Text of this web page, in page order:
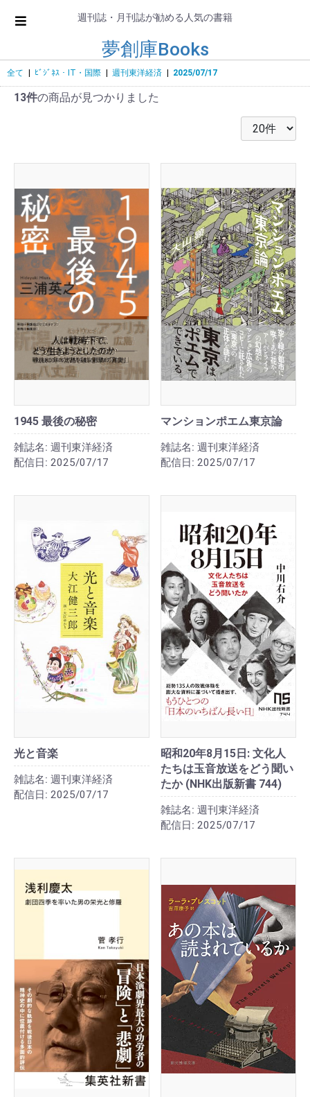
週刊誌・月刊誌が勧める人気の書籍
夢創庫Books
全て ﾋﾞｼﾞﾈｽ・IT・国際 週刊東洋経済 2025/07/17
13件の商品が見つかりました
1945 最後の秘密
雑誌名: 週刊東洋経済
配信日: 2025/07/17
マンションポエム東京論
雑誌名: 週刊東洋経済
配信日: 2025/07/17
光と音楽
雑誌名: 週刊東洋経済
配信日: 2025/07/17
昭和20年8月15日: 文化人
たちは玉音放送をどう聞い
たか (NHK出版新書 744)
雑誌名: 週刊東洋経済
配信日: 2025/07/17